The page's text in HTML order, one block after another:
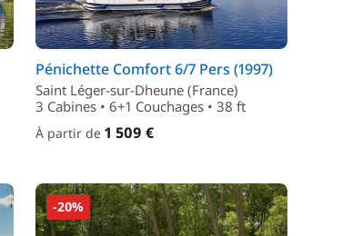
Pénichette Comfort 6/7 Pers (1997)
Saint Léger-sur-Dheune (France)
3 Cabines • 6+1 Couchages • 38 ft
À partir de 1 509 €
-20%